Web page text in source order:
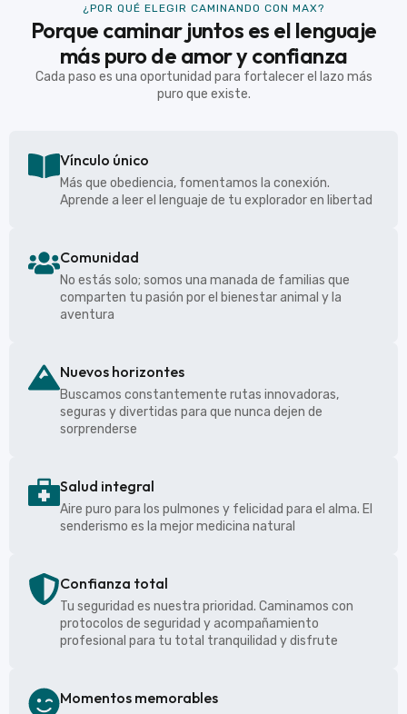
¿POR QUÉ ELEGIR CAMINANDO CON MAX?
Porque caminar juntos es el lenguaje
más puro de amor y confianza
Cada paso es una oportunidad para fortalecer el lazo más
puro que existe.
Vínculo único
Más que obediencia, fomentamos la conexión.
Aprende a leer el lenguaje de tu explorador en libertad
Comunidad
No estás solo; somos una manada de familias que
comparten tu pasión por el bienestar animal y la
aventura
Nuevos horizontes
Buscamos constantemente rutas innovadoras,
seguras y divertidas para que nunca dejen de
sorprenderse
Salud integral
Aire puro para los pulmones y felicidad para el alma. El
senderismo es la mejor medicina natural
Confianza total
Tu seguridad es nuestra prioridad. Caminamos con
protocolos de seguridad y acompañamiento
profesional para tu total tranquilidad y disfrute
Momentos memorables